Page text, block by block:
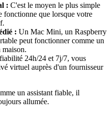
: C'est le moyen le plus simple
fonctionne que lorsque votre
: Un Mac Mini, un Raspberry
peut fonctionner comme un
maison.
24h/24 et 7j/7, vous
virtuel auprès d'un fournisseur
un assistant fiable, il
allumée.